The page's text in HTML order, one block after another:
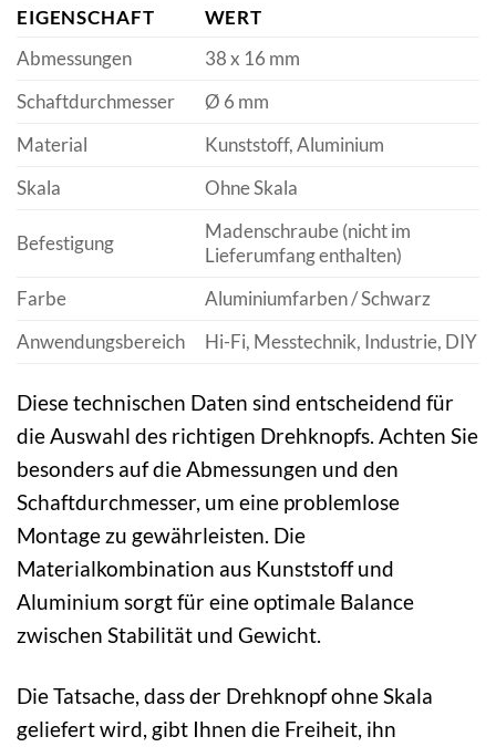
EIGENSCHAFT
WERT
Abmessungen
38 x 16 mm
Schaftdurchmesser
Ø 6 mm
Material
Kunststoff, Aluminium
Skala
Ohne Skala
Befestigung
Madenschraube (nicht im
Lieferumfang enthalten)
Farbe
Aluminiumfarben / Schwarz
Anwendungsbereich
Hi-Fi, Messtechnik, Industrie, DIY
Diese technischen Daten sind entscheidend für
die Auswahl des richtigen Drehknopfs. Achten Sie
besonders auf die Abmessungen und den
Schaftdurchmesser, um eine problemlose
Montage zu gewährleisten. Die
Materialkombination aus Kunststoff und
Aluminium sorgt für eine optimale Balance
zwischen Stabilität und Gewicht.
Die Tatsache, dass der Drehknopf ohne Skala
geliefert wird, gibt Ihnen die Freiheit, ihn